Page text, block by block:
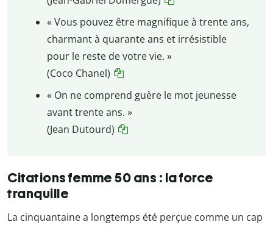
« Vous pouvez être magnifique à trente ans,
charmant à quarante ans et irrésistible
pour le reste de votre vie. »
(Coco Chanel)
« On ne comprend guère le mot jeunesse
avant trente ans. »
(Jean Dutourd)
Citations femme 50 ans : la force
tranquille
La cinquantaine a longtemps été perçue comme un cap